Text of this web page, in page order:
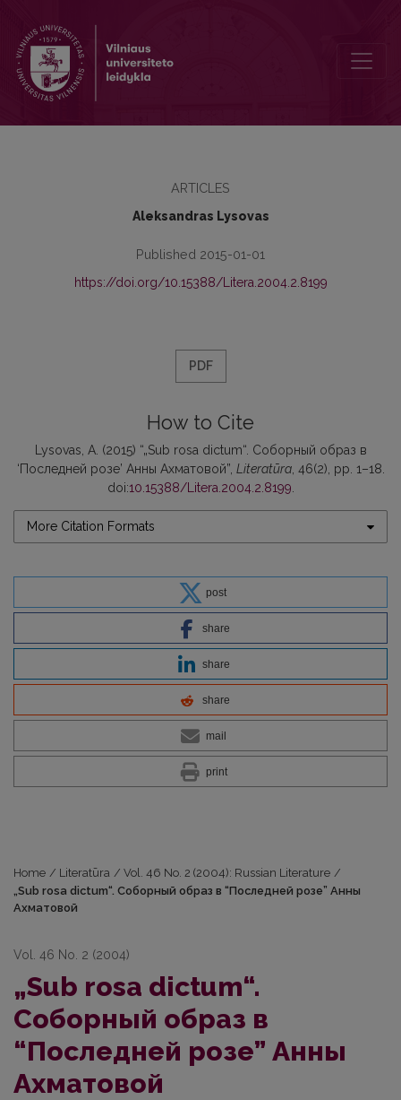
ARTICLES
Aleksandras Lysovas
Published 2015-01-01
https://doi.org/10.15388/Litera.2004.2.8199
PDF
How to Cite
Lysovas, A. (2015) “„Sub rosa dictum“. Соборный образ в
‘Последней розе’ Анны Ахматовой”, Literatūra, 46(2), pp. 1–18.
doi:10.15388/Litera.2004.2.8199
More Citation Formats
post
share
share
share
mail
print
Home / Literatūra / Vol. 46 No. 2 (2004): Russian Literature /
„Sub rosa dictum“. Соборный образ в “Последней розе” Анны
Ахматовой
Vol. 46 No. 2 (2004)
„Sub rosa dictum“.
Соборный образ в
“Последней розе” Анны
Ахматовой